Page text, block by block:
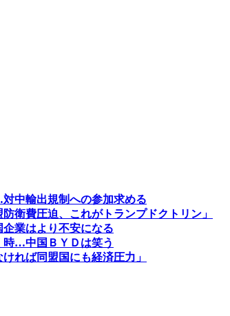
中輸出規制への参加求める
衛費圧迫、これがトランプドクトリン」
業はより不安になる
時…中国ＢＹＤは笑う
れば同盟国にも経済圧力」